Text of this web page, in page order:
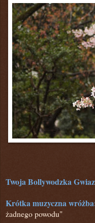
Twoja Bollywodzka
Krótka muzyczna
żadnego powodu"